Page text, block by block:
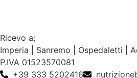
Ricevo a;
Imperia | Sanremo | Ospedaletti |
P.IVA 01523570081
+39 333 5202416